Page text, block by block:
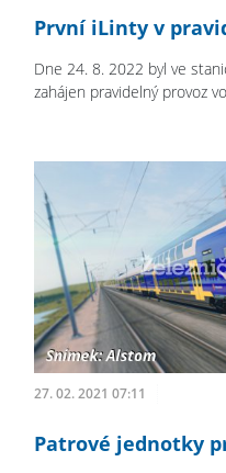
První iLinty v
Dne 24. 8. 2022 byl ve
zahájen pravidelný provoz
27. 02. 2021 07:11
Patrové jednotky